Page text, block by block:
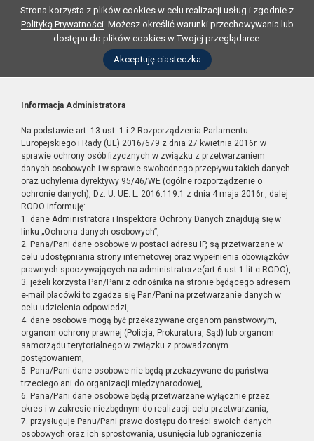
Strona korzysta z plików cookies w celu realizacji usług i zgodnie z
Polityką Prywatności. Możesz określić warunki przechowywania lub
dostępu do plików cookies w Twojej przeglądarce.
Akceptuję ciasteczka
Informacja Administratora
Na podstawie art. 13 ust. 1 i 2 Rozporządzenia Parlamentu
Europejskiego i Rady (UE) 2016/679 z dnia 27 kwietnia 2016r. w
sprawie ochrony osób fizycznych w związku z przetwarzaniem
danych osobowych i w sprawie swobodnego przepływu takich danych
oraz uchylenia dyrektywy 95/46/WE (ogólne rozporządzenie o
ochronie danych), Dz. U. UE. L. 2016.119.1 z dnia 4 maja 2016r., dalej
RODO informuję:
1. dane Administratora i Inspektora Ochrony Danych znajdują się w
linku „Ochrona danych osobowych”,
2. Pana/Pani dane osobowe w postaci adresu IP, są przetwarzane w
celu udostępniania strony internetowej oraz wypełnienia obowiązków
prawnych spoczywających na administratorze(art.6 ust.1 lit.c RODO),
3. jeżeli korzysta Pan/Pani z odnośnika na stronie będącego adresem
e-mail placówki to zgadza się Pan/Pani na przetwarzanie danych w
celu udzielenia odpowiedzi,
4. dane osobowe mogą być przekazywane organom państwowym,
organom ochrony prawnej (Policja, Prokuratura, Sąd) lub organom
samorządu terytorialnego w związku z prowadzonym
postępowaniem,
5. Pana/Pani dane osobowe nie będą przekazywane do państwa
trzeciego ani do organizacji międzynarodowej,
6. Pana/Pani dane osobowe będą przetwarzane wyłącznie przez
okres i w zakresie niezbędnym do realizacji celu przetwarzania,
7. przysługuje Panu/Pani prawo dostępu do treści swoich danych
osobowych oraz ich sprostowania, usunięcia lub ograniczenia